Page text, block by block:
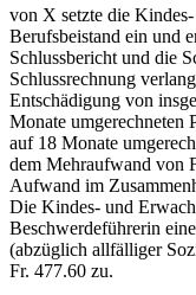
von X setzte die
Berufsbeistand ein und
Schlussbericht und die
Schlussrechnung
Entschädigung von
Monate umgerechneten
auf 18 Monate
dem Mehraufwand von
Aufwand im
Die Kindes- und
Beschwerdeführerin
(abzüglich allfälliger
Fr. 477.60 zu.